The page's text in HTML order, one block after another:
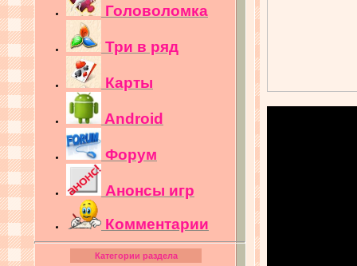
Головоломка
Три в ряд
Карты
Android
Форум
Анонсы игр
Комментарии
Категории раздела